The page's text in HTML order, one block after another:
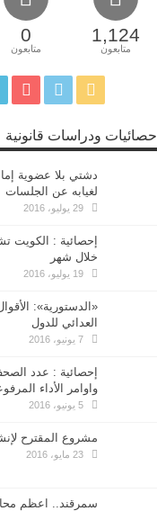
1,124
متابعون
0
متابعون
أحصائيات ودراسات قانونية
دشتي بلا عضوية إما
لغيابه عن الجلسات
29 يوليو، 2016
خلال شهر
19 يوليو، 2016
«الدستورية»:
العدائي للدول
7 يونيو، 2016
إحصائية : عدد
واوامر الأداء المرفوعة بلغ
5 يونيو، 2016
مشروع المقترح
23 مايو، 2016
سمرقند.. اعظم